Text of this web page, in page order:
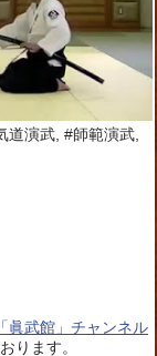
道演武, #師範演武,
眞武館」チャンネル
ります。